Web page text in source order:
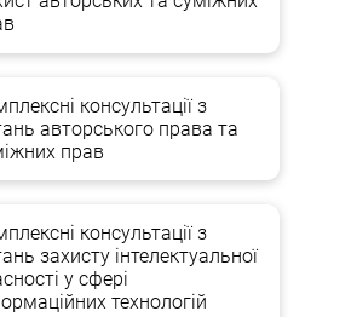
консультації з
авторського права та
прав
консультації з
захисту інтелектуальної
у сфері
технологій